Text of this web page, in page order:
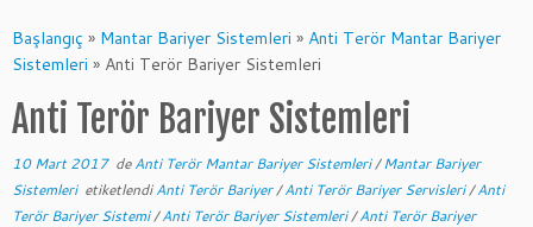
to
content
Başlangıç » Mantar Bariyer Sistemleri » Anti Terör Mantar Bariyer
Sistemleri » Anti Terör Bariyer Sistemleri
Anti Terör Bariyer Sistemleri
10 Mart 2017deAnti Terör Mantar Bariyer Sistemleri/Mantar Bariyer
Sistemleri etiketlendiAnti Terör Bariyer/Anti Terör Bariyer Servisleri/Anti
Terör Bariyer Sistemi/Anti Terör Bariyer Sistemleri/Anti Terör Bariyer